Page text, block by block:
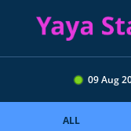
09 Aug
ALL